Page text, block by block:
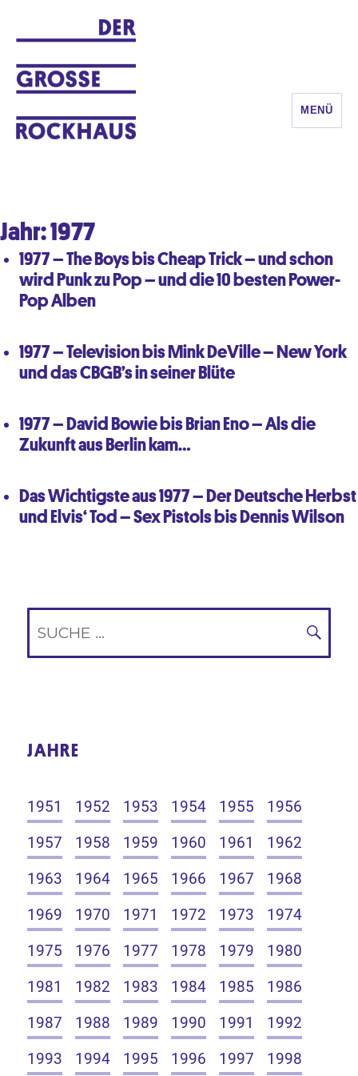
MENÜ
Jahr:1977
1977 – The Boys bis Cheap Trick – und schon
wird Punk zu Pop – und die 10 besten Power-
Pop Alben
1977 – Television bis Mink DeVille – New York
und das CBGB’s in seiner Blüte
1977 – David Bowie bis Brian Eno – Als die
Zukunft aus Berlin kam…
Das Wichtigste aus 1977 – Der Deutsche Herbst
und Elvis‘ Tod – Sex Pistols bis Dennis Wilson
JAHRE
1951 1952 1953 1954 1955
1956
1957
1958 1959 1960 1961
1962
1963
1964 1965 1966 1967
1968
1969
1970 1971 1972 1973
1974
1975
1976 1977 1978 1979
1980
1981
1982 1983 1984 1985
1986
1987
1988 1989 1990 1991
1992
1993
1994 1995 1996 1997 1998